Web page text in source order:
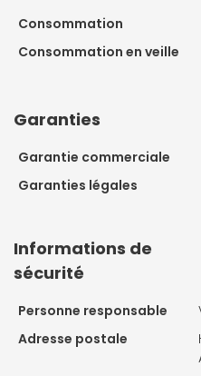
Consommation
Consommation en veille
Garanties
Garantie commerciale
Garanties légales
Informations de
sécurité
Personne responsable
Adresse postale